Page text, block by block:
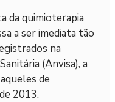
da quimioterapia
a ser imediata tão
na
(Anvisa), a
de
2013.